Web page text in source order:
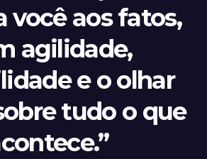
você aos fatos,
agilidade,
e o olhar
tudo o que